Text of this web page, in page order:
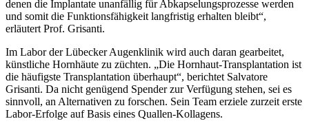
denen die Implantate unanfällig für Abkapselungsprozesse werden
und somit die Funktionsfähigkeit langfristig erhalten bleibt“,
erläutert Prof. Grisanti.
Im Labor der Lübecker Augenklinik wird auch daran gearbeitet,
künstliche Hornhäute zu züchten. „Die Hornhaut-Transplantation ist
die häufigste Transplantation überhaupt“, berichtet Salvatore
Grisanti. Da nicht genügend Spender zur Verfügung stehen, sei es
sinnvoll, an Alternativen zu forschen. Sein Team erziele zurzeit erste
Labor-Erfolge auf Basis eines Quallen-Kollagens.